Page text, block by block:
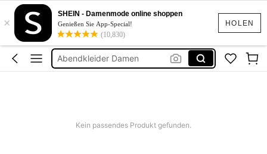
HOLEN
×
SHEIN - Damenmode online shoppen
Genießen Sie App-Special!
(10,830)
Zwei Teiler Damen
Bikini
Kleider
Abendkleider Damen
Kein passendes Produkt gefunden.